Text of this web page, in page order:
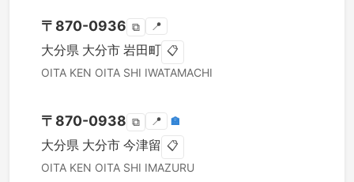
〒 870-0936 ⧉ 📍
大分県 大分市 岩田町 📋
OITA KEN OITA SHI IWATAMACHI
〒 870-0938 ⧉ 📍 🏣
大分県 大分市 今津留 📋
OITA KEN OITA SHI IMAZURU